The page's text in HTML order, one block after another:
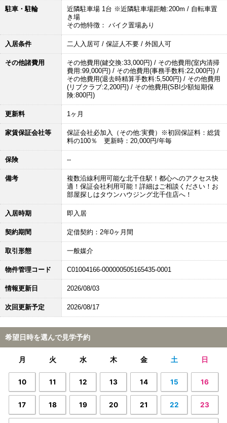
駐車・駐輪
近隣駐車場 1台 ※近隣駐車場距離:200m / 自転車置
き場
その他特徴： バイク置場あり
入居条件 二人入居可 / 保証人不要 / 外国人可
その他諸費用
その他費用(鍵交換:33,000円) / その他費用(室内清掃
費用:99,000円) / その他費用(事務手数料:22,000円) /
その他費用(退去時精算手数料:5,500円) / その他費用
(リブクラブ:2,200円) / その他費用(SBI少額短期保
険:800円)
更新料 1ヶ月
家賃保証会社等
保証会社必加入（その他:実費）※初回保証料：総賃
料の100％ 更新時：20,000円/年毎
保険 --
備考
複数沿線利用可能な北千住駅！都心へのアクセス快
適！保証会社利用可能！詳細はご相談ください！お
部屋探しはタウンハウジング北千住店へ！
入居時期 即入居
契約期間 定借契約：2年0ヶ月間
取引形態 一般媒介
物件管理コード C01004166-000000505165435-0001
情報更新日 2026/08/03
次回更新予定 2026/08/17
希望日時を選んで見学予約
月 火 水 木 金 土 日
10 11 12 13 14 15 16
17 18 19 20 21 22 23